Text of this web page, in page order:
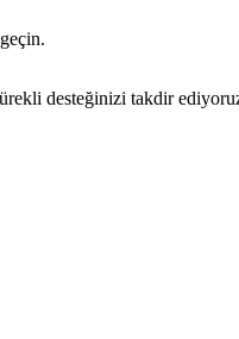
desteğinizi takdir